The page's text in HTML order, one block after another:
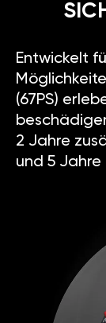
Entwickelt
(67PS)
2 Jahre
und 5 Jahre